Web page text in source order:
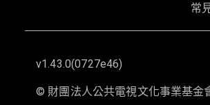
常
v1.43.0(0727e46)
© 財團法人公共電視文化事業基金